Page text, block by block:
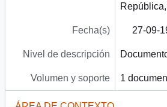
Fecha(s) 27-09-
Nivel de descripción
Volumen y soporte 1